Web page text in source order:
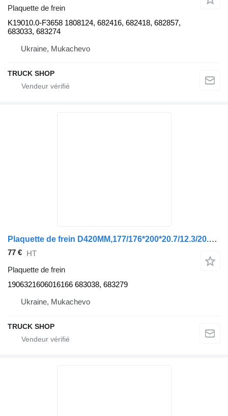
Plaquette de frein
K19010.0-F3658 1808124, 682416, 682418, 682857,
683033, 683274
Ukraine, Mukachevo
TRUCK SHOP
Plaquette de frein D420MM,177/176*200*20.7/12.3/20.8/17.2MM (1PEM) BERAL 1906321606016166 pour camion DAF F95 P->SBG220(11/89-)
77 € HT
Plaquette de frein
1906321606016166 683038, 683279
Ukraine, Mukachevo
TRUCK SHOP